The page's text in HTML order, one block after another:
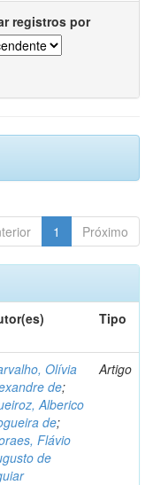
registros por
1 Próximo
Tipo
Olívia
de;
Alberico
de;
Flávio
de
Artigo